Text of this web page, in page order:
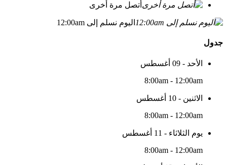
أتصل مرة أخرى
اليوم نسلم إلى 12:00am
جدول
الأحد - 09 أغسطس
8:00am - 12:00am
الاثنين - 10 أغسطس
8:00am - 12:00am
يوم الثلاثاء - 11 أغسطس
8:00am - 12:00am